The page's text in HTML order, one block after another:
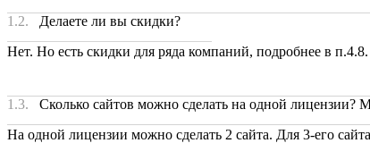
1.2.
Делаете ли вы скидки?
Нет. Но есть скидки для ряда компаний, подробнее в п.4.8.
1.3.
Сколько сайтов можно сделать на одной лицензии?
На одной лицензии можно сделать 2 сайта. Для 3-его